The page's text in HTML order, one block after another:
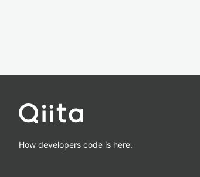
How developers code is here.